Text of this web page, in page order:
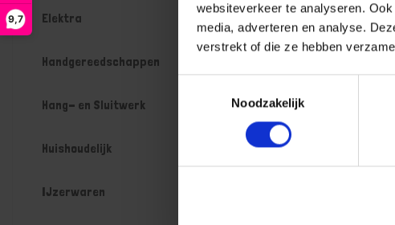
9,7
websiteverkeer te analyseren.
media, adverteren en analyse.
verstrekt of die ze hebben
Noodzakelijk
Elektra
Handgereedschappen
Hang- en Sluitwerk
Huishoudelijk
IJzerwaren